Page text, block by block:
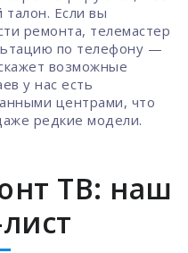
регистрируются, а вы
талон. Если вы
ремонта, телемастер
по телефону —
возможные
у нас есть
центрами, что
редкие модели.
ТВ: наш